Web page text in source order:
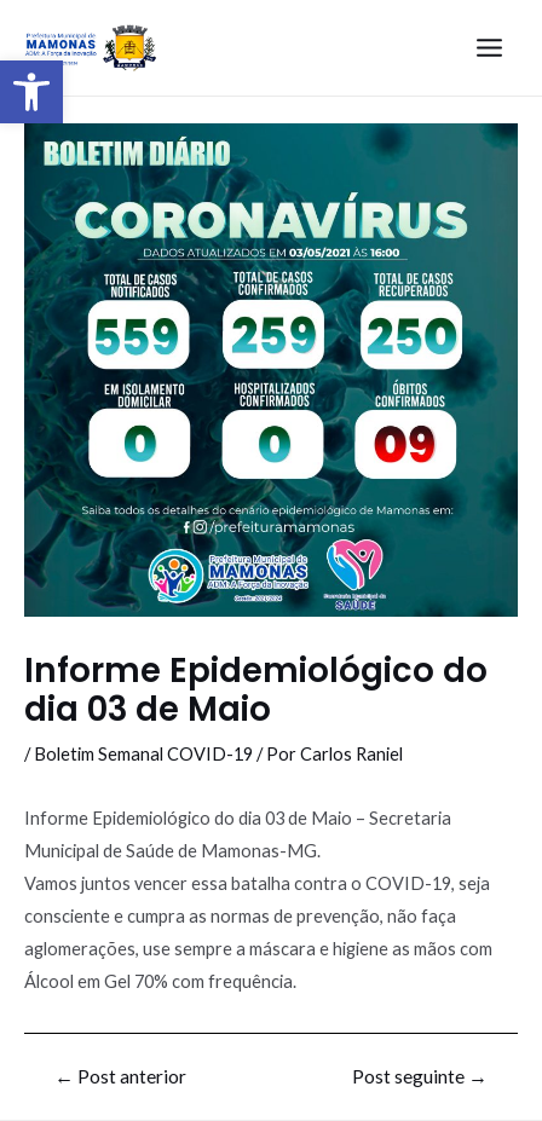
Barra de Ferramentas Aberta
Informe Epidemiológico do
dia 03 de Maio
/Boletim Semanal COVID-19 / PorCarlos Raniel
Informe Epidemiológico do dia 03 de Maio – Secretaria
Municipal de Saúde de Mamonas-MG.
Vamos juntos vencer essa batalha contra o COVID-19, seja
consciente e cumpra as normas de prevenção, não faça
aglomerações, use sempre a máscara e higiene as mãos com
Álcool em Gel 70% com frequência.
← Post anterior Post seguinte →